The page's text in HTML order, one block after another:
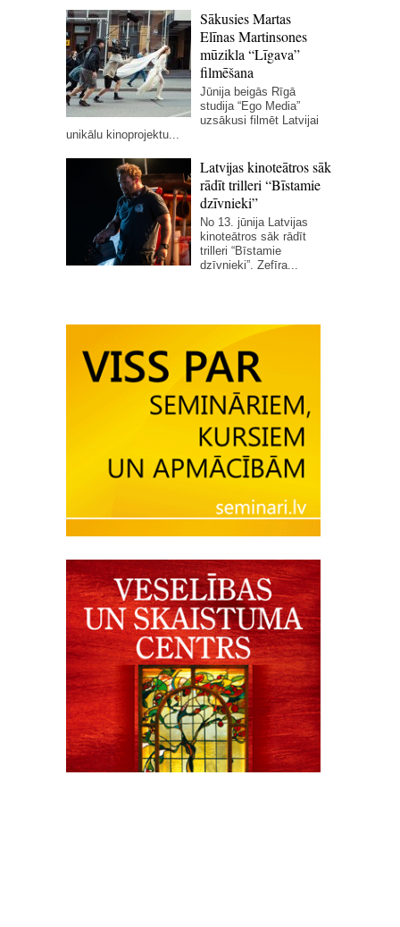
Sākusies Martas
Elīnas Martinsones
mūzikla “Līgava”
filmēšana
Jūnija beigās Rīgā
studija “Ego Media”
uzsākusi filmēt Latvijai
unikālu kinoprojektu...
Latvijas kinoteātros sāk
rādīt trilleri “Bīstamie
dzīvnieki”
No 13. jūnija Latvijas
kinoteātros sāk rādīt
trilleri “Bīstamie
dzīvnieki”. Zefīra...